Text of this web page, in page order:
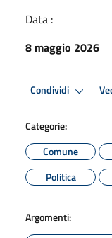
Data :
8 maggio 2026
Condividi
Categorie:
Comune
Politica
Argomenti: